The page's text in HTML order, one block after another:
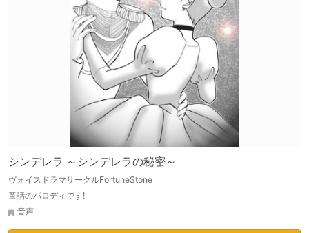
シンデレラ ～シンデレラの秘密～
ヴォイスドラマサークルFortuneStone
童話のパロディです!
音声